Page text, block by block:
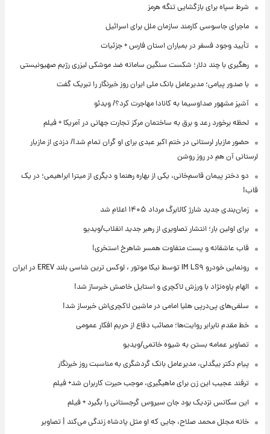
شرط سپاه برای بازگشایی تنگه هرمز
ماجرای جاسوسی کارمند سازمان ملل برای اسرائیل
تأیید وجود فسفر در بمباران استان فارس + جزئیات
رهگیری با چند دلار؛ شکست سنگین سامانه ضد موشکی لیزری رژیم صهیونیستی
با صدور پیامی؛ مدیرعامل بانک ملی ایران روز خبرنگار را تبریک گفت
آشپز مشهور صداوسیما به کانادا مهاجرت کرد؟/ ویدئو
لحظه برخورد رعد و برق به ساختمان مرکز تجارت جهانی در آمریکا + فیلم
حضور مازیار لرستانی در ختم اکبر عبدی برای او گران تمام شد!/ دزدی از مازیار
لرستانی آن هم در روز روشن
دو دختر پیمان قاسم‌خانی، یکی از بهاره رهنما و دیگری از میترا ابراهیمی؛ در یک
قاب!
زمان‌بندی جدید شارژ کالابرگ مرداد ۱۴۰۵ اعلام شد
برای اولین بار؛ انتشار تصاویری از رهبر جدید انقلاب/ویدیو
قاب عاشقانه و پست متفاوت همسر شاهرخ استخری!
رونمایی خودرو IM LS۹ توسط نیکا موتور ، لوکس ترین شاسی بلند EREV در ایران
الهام پاوه‌نژاد با ورزش لاکچری و استایل خاصش خبرساز شد!
سلفی‌های پی‌درپی هلیا امامی در ماشین لاکچری‌اش خبرساز شد!
خط مقدم نابرابر روایت‌ها؛ مصائب دفاع از حریم افکار عمومی
تصاویر عمامه بستن به شیوه خاتمی/ویدیو
پیام دکتر بیگدلی، مدیرعامل بانک گردشگری به مناسبت روز خبرنگار
ترفند عجیب این زن برای ماهیگیری، موجب حیرت کاربران شد+ فیلم
این سکانس نزدیک بود جان سیروس گرجستانی را بگیرد + فیلم
خانه مجلل محمد صلاح، جایی که او مثل پادشاه زندگی می‌کند | تصاویر